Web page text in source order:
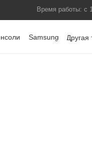
Время работы: с
Другая
Samsung